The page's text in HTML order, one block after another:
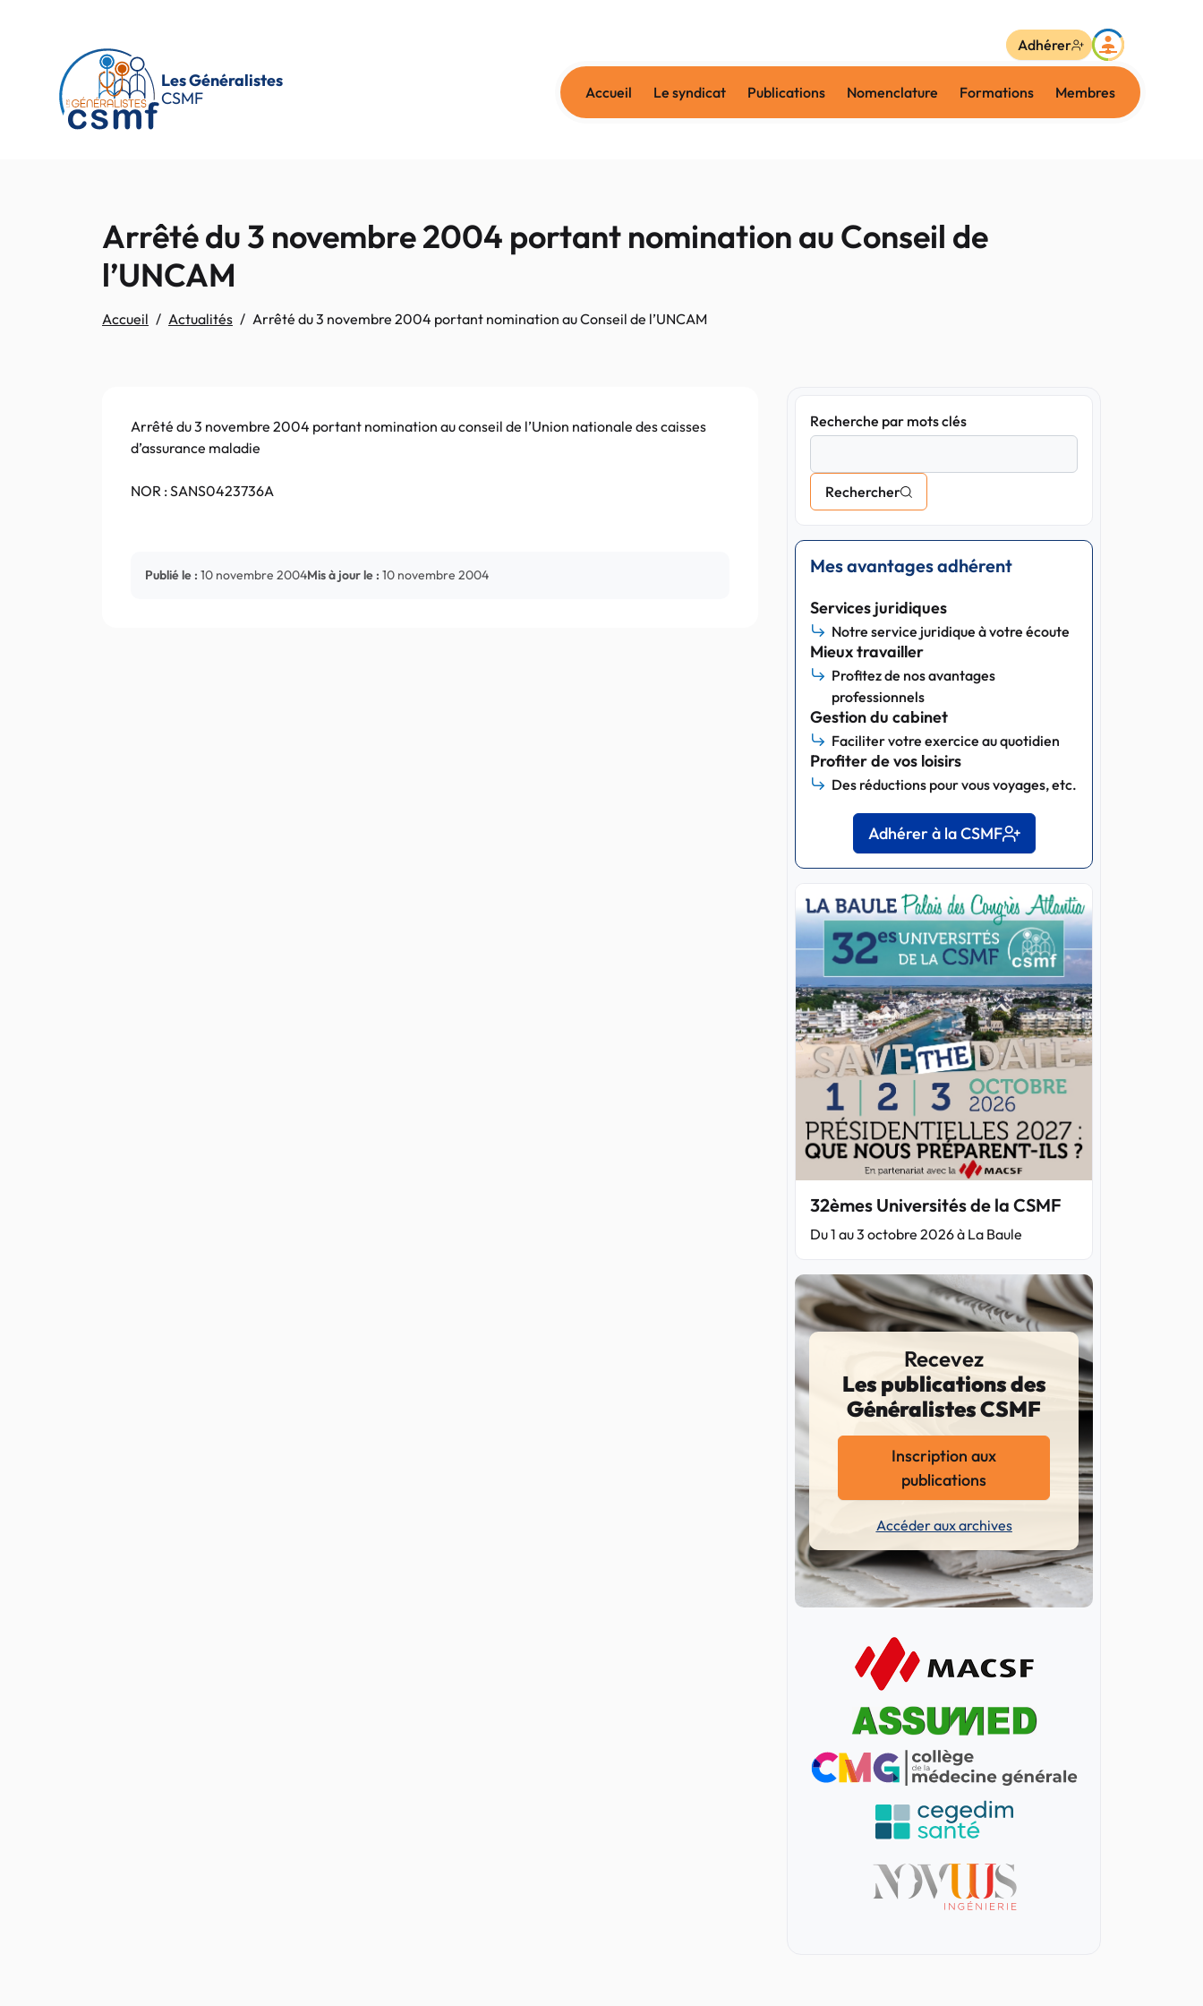
Les Généralistes
CSMF
Accueil Le syndicat Publications Nomenclature Formations Membres
Adhérer
Arrêté du 3 novembre 2004 portant nomination au Conseil de
l’UNCAM
Accueil Actualités Arrêté du 3 novembre 2004 portant nomination au Conseil de l’UNCAM
Arrêté du 3 novembre 2004 portant nomination au conseil de l’Union nationale des caisses
d’assurance maladie
NOR : SANS0423736A
Publié le : 10 novembre 2004Mis à jour le : 10 novembre 2004
Recherche par mots clés
Rechercher
Mes avantages adhérent
Services juridiques
Notre service juridique à votre écoute
Mieux travailler
Profitez de nos avantages
professionnels
Gestion du cabinet
Faciliter votre exercice au quotidien
Profiter de vos loisirs
Des réductions pour vous voyages, etc.
Adhérer à la CSMF
32èmes Universités de la CSMF
Du 1 au 3 octobre 2026 à La Baule
Recevez
Les publications des
Généralistes CSMF
Inscription aux
publications
Accéder aux archives